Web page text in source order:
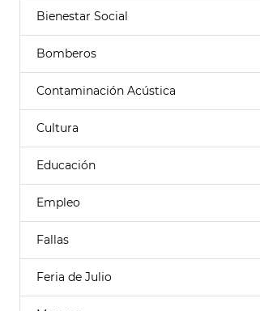
Bienestar Social
Bomberos
Contaminación Acústica
Cultura
Educación
Empleo
Fallas
Feria de Julio